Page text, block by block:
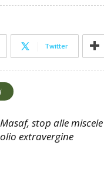
Twitter
Masaf, stop alle
olio extravergine